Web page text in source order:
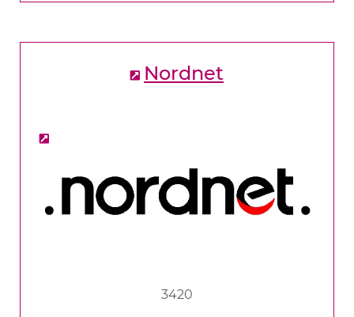
Nordnet
3420